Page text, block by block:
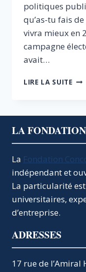
politiques
qu’as-tu fais
vivra mieux en
campagne
avait…
LIRE LA SUITELA
À
LA FONDATION
La Fondation
indépendant et
La particularité
universitaires,
d’entreprise.
ADRESSES
17 rue de l’Amiral